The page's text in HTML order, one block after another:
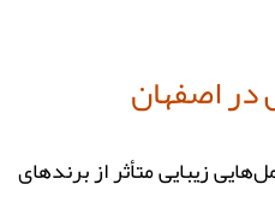
در اصفهان
زیبایی متأثر از برندهای